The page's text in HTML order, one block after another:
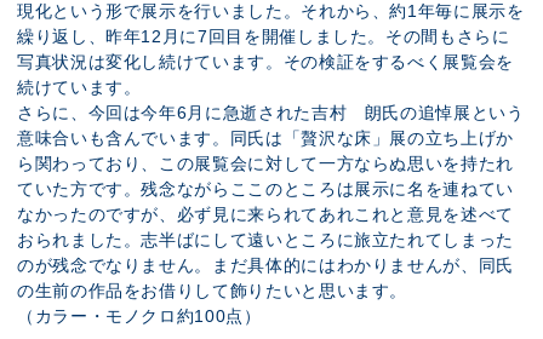
現化という形で展示を行いました。それから、約1年毎に展示を
繰り返し、昨年12月に7回目を開催しました。その間もさらに
写真状況は変化し続けています。その検証をするべく展覧会を
続けています。
さらに、今回は今年6月に急逝された吉村 朗氏の追悼展という
意味合いも含んでいます。同氏は「贅沢な床」展の立ち上げか
ら関わっており、この展覧会に対して一方ならぬ思いを持たれ
ていた方です。残念ながらここのところは展示に名を連ねてい
なかったのですが、必ず見に来られてあれこれと意見を述べて
おられました。志半ばにして遠いところに旅立たれてしまった
のが残念でなりません。まだ具体的にはわかりませんが、同氏
の生前の作品をお借りして飾りたいと思います。
（カラー・モノクロ約100点）